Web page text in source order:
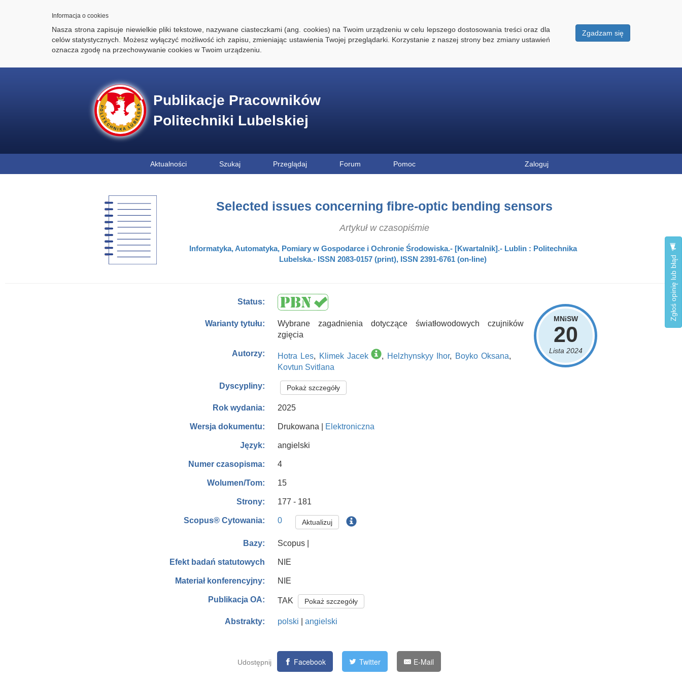
Informacja o cookies
Zgadzam się
Nasza strona zapisuje niewielkie pliki tekstowe, nazywane ciasteczkami (ang. cookies) na Twoim urządzeniu w celu lepszego dostosowania treści oraz dla
celów statystycznych. Możesz wyłączyć możliwość ich zapisu, zmieniając ustawienia Twojej przeglądarki. Korzystanie z naszej strony bez zmiany ustawień
oznacza zgodę na przechowywanie cookies w Twoim urządzeniu.
Publikacje Pracowników
Politechniki Lubelskiej
Aktualności Szukaj Przeglądaj Forum Pomoc Zaloguj
Zgłoś opinię lub błąd
Selected issues concerning fibre-optic bending sensors
Artykuł w czasopiśmie
Informatyka, Automatyka, Pomiary w Gospodarce i Ochronie Środowiska.- [Kwartalnik].- Lublin : Politechnika
Lubelska.- ISSN 2083-0157 (print), ISSN 2391-6761 (on-line)
MNiSW
20
Lista 2024
Status:
Warianty tytułu:
Wybrane zagadnienia dotyczące światłowodowych czujników
zgięcia
Autorzy: Hotra Les, Klimek Jacek , Helzhynskyy Ihor, Boyko Oksana,
Kovtun Svitlana
Dyscypliny: Pokaż szczegóły
Rok wydania: 2025
Wersja dokumentu: Drukowana | Elektroniczna
Język: angielski
Numer czasopisma: 4
Wolumen/Tom: 15
Strony: 177 - 181
Scopus® Cytowania: 0 Aktualizuj
Bazy: Scopus |
Efekt badań statutowych NIE
Materiał konferencyjny: NIE
Publikacja OA: TAK Pokaż szczegóły
Abstrakty: polski angielski
Udostępnij Facebook Twitter E-Mail